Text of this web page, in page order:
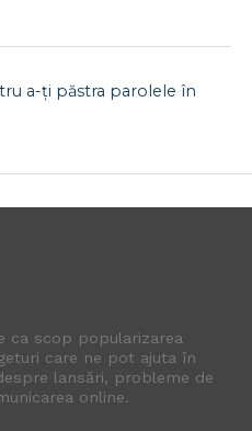
a-ți păstra parolele în
ca scop popularizarea
care ne pot ajuta în
lansări, probleme de
online.